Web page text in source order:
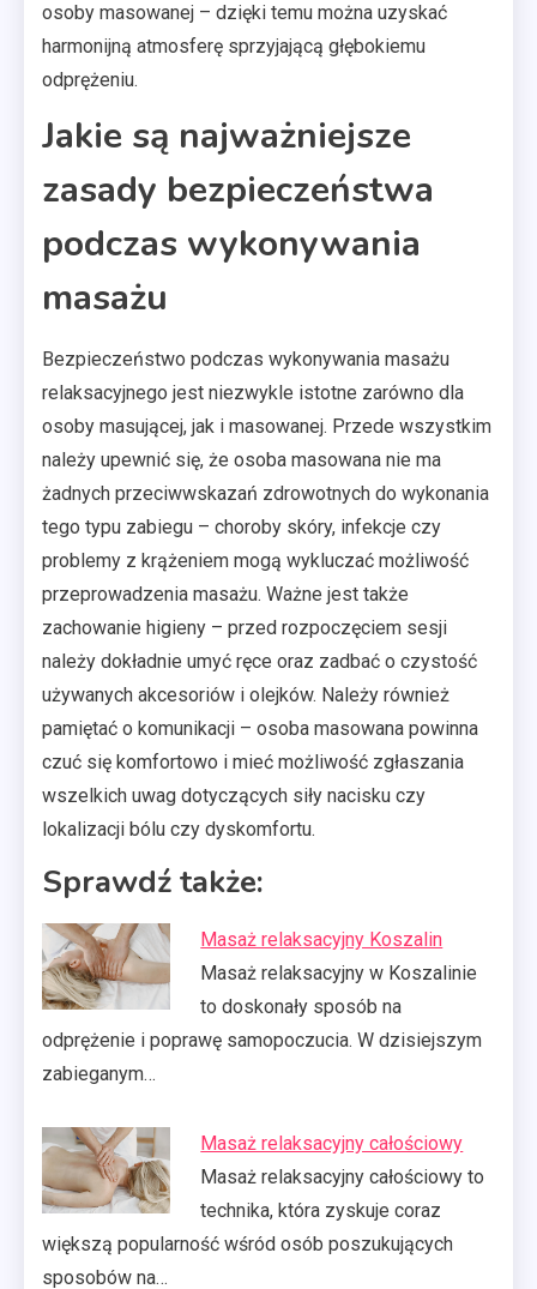
osoby masowanej – dzięki temu można uzyskać
harmonijną atmosferę sprzyjającą głębokiemu
odprężeniu.
Jakie są najważniejsze
zasady bezpieczeństwa
podczas wykonywania
masażu
Bezpieczeństwo podczas wykonywania masażu
relaksacyjnego jest niezwykle istotne zarówno dla
osoby masującej, jak i masowanej. Przede wszystkim
należy upewnić się, że osoba masowana nie ma
żadnych przeciwwskazań zdrowotnych do wykonania
tego typu zabiegu – choroby skóry, infekcje czy
problemy z krążeniem mogą wykluczać możliwość
przeprowadzenia masażu. Ważne jest także
zachowanie higieny – przed rozpoczęciem sesji
należy dokładnie umyć ręce oraz zadbać o czystość
używanych akcesoriów i olejków. Należy również
pamiętać o komunikacji – osoba masowana powinna
czuć się komfortowo i mieć możliwość zgłaszania
wszelkich uwag dotyczących siły nacisku czy
lokalizacji bólu czy dyskomfortu.
Sprawdź także:
Masaż relaksacyjny Koszalin
Masaż relaksacyjny w Koszalinie
to doskonały sposób na
odprężenie i poprawę samopoczucia. W dzisiejszym
zabieganym…
Masaż relaksacyjny całościowy
Masaż relaksacyjny całościowy to
technika, która zyskuje coraz
większą popularność wśród osób poszukujących
sposobów na…